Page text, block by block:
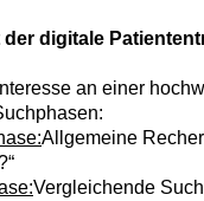
digitale
an einer
Allgemeine
Vergleichende